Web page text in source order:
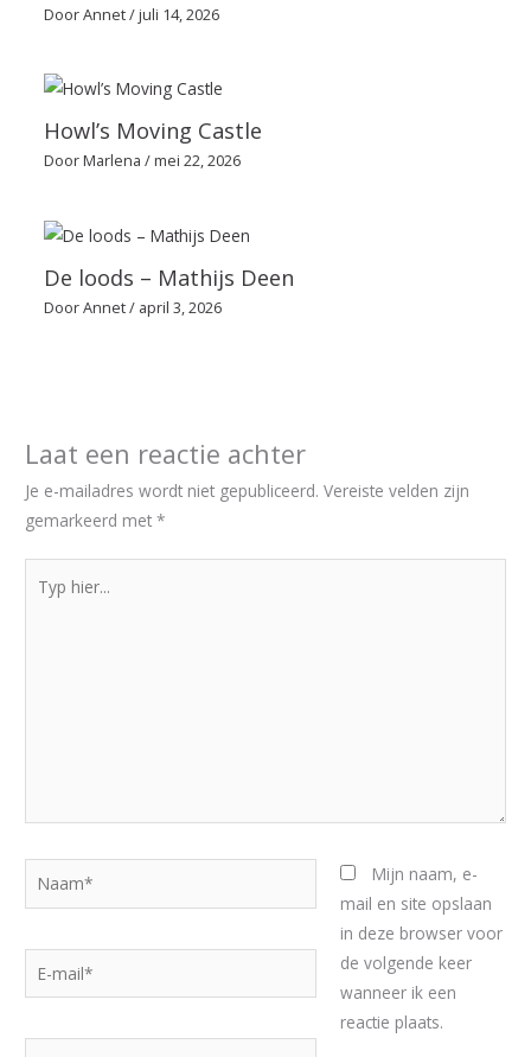
DoorAnnet/juli 14, 2026
Howl’s Moving Castle
DoorMarlena /mei 22, 2026
De loods – Mathijs Deen
DoorAnnet/ april 3, 2026
Laat een reactie achter
Je e-mailadres wordt niet gepubliceerd. Vereiste velden zijn
gemarkeerd met*
hier...
Naam*
mail*
Mijn naam, e-
mail en site opslaan
in deze browser voor
de volgende keer
wanneer ik een
reactie plaats.